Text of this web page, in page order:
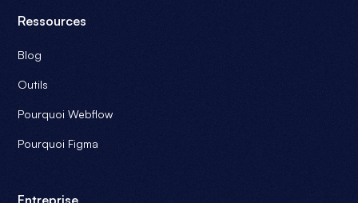
Ressources
Blog
Outils
Pourquoi Webflow
Pourquoi Figma
Entreprise